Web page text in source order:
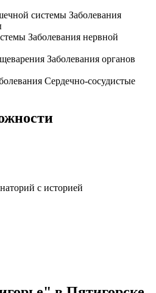
Заболевания
Заболевания нервной
Заболевания органов
Сердечно-сосудистые
с историей